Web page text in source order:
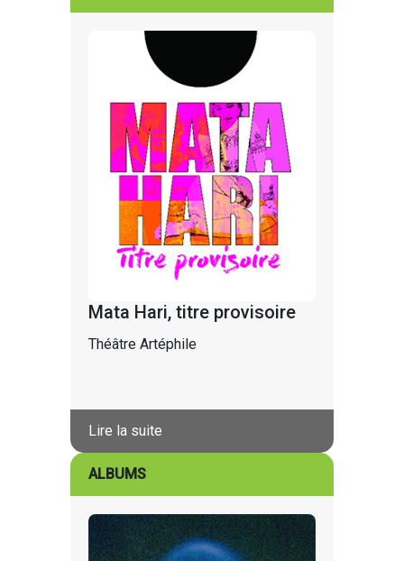
Mata Hari, titre provisoire
Théâtre Artéphile
Lire la suite
ALBUMS